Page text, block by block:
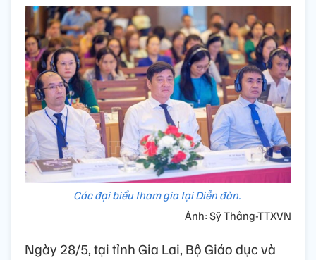
Các đại biểu tham gia tại Diễn đàn.
Ảnh: Sỹ Thắng-TTXVN
Ngày 28/5, tại tỉnh Gia Lai, Bộ Giáo dục và